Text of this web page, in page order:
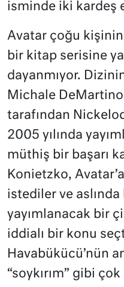
isminde iki kardeş
Avatar çoğu
bir kitap serisine
dayanmıyor.
Michale
tarafından
2005 yılında
müthiş bir başarı
Konietzko,
istediler ve
yayımlanacak bir
iddialı bir konu
Havabükücü’nün
“soykırım” gibi